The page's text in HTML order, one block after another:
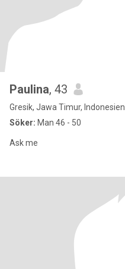
Paulina, 43
Gresik, Jawa Timur, Indonesien
Söker: Man 46 - 50
Ask me